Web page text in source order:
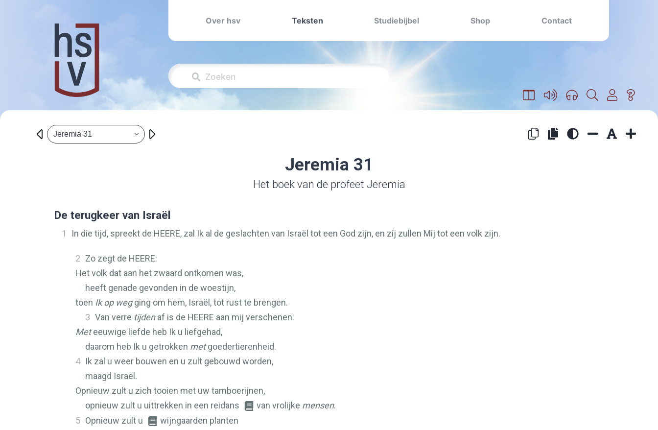
Over hsv Teksten Studiebijbel Shop Contact
Jeremia 31
Jeremia 31
Het boek van de profeet Jeremia
De terugkeer van Israël
1 In die tijd, spreekt de HEERE, zal Ik al de geslachten van Israël tot een God zijn, en zíj zullen Mij tot een volk zijn.
2 Zo zegt de HEERE:
Het volk dat aan het zwaard ontkomen was,
heeft genade gevonden in de woestijn,
toen Ik op wegging om hem, Israël, tot rust te brengen.
3 Van verre tijdenaf is de HEERE aan mij verschenen:
Meteeuwige liefde heb Ik u liefgehad,
daarom heb Ik u getrokken metgoedertierenheid.
4 Ik zal u weer bouwen en u zult gebouwd worden,
maagd Israël.
Opnieuw zult u zich tooien met uw tamboerijnen,
opnieuw zult u uittrekken in een reidans
van vrolijke mensen.
5 Opnieuw zult u
wijngaarden planten